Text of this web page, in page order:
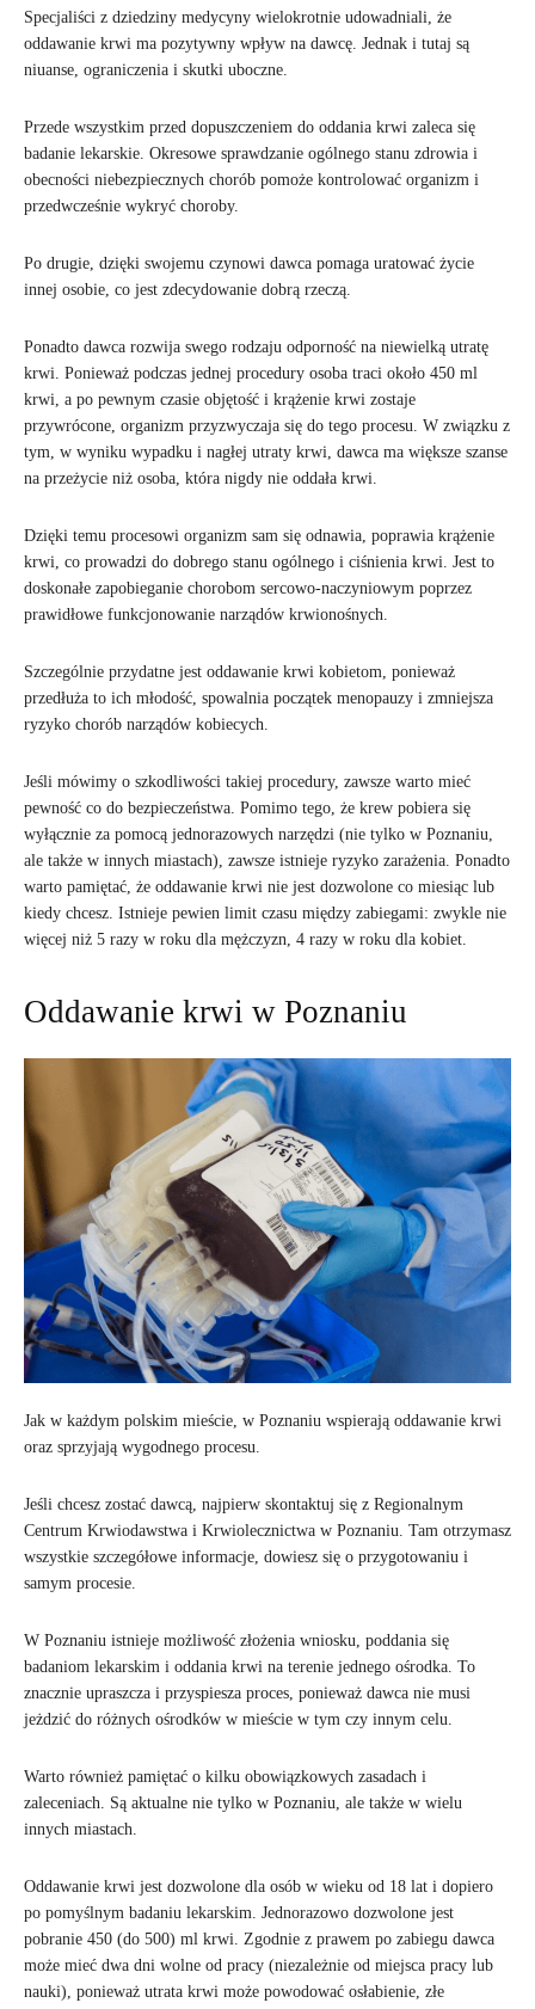
Specjaliści z dziedziny medycyny wielokrotnie udowadniali, że
oddawanie krwi ma pozytywny wpływ na dawcę. Jednak i tutaj są
niuanse, ograniczenia i skutki uboczne.
Przede wszystkim przed dopuszczeniem do oddania krwi zaleca się
badanie lekarskie. Okresowe sprawdzanie ogólnego stanu zdrowia i
obecności niebezpiecznych chorób pomoże kontrolować organizm i
przedwcześnie wykryć choroby.
Po drugie, dzięki swojemu czynowi dawca pomaga uratować życie
innej osobie, co jest zdecydowanie dobrą rzeczą.
Ponadto dawca rozwija swego rodzaju odporność na niewielką utratę
krwi. Ponieważ podczas jednej procedury osoba traci około 450 ml
krwi, a po pewnym czasie objętość i krążenie krwi zostaje
przywrócone, organizm przyzwyczaja się do tego procesu. W związku z
tym, w wyniku wypadku i nagłej utraty krwi, dawca ma większe szanse
na przeżycie niż osoba, która nigdy nie oddała krwi.
Dzięki temu procesowi organizm sam się odnawia, poprawia krążenie
krwi, co prowadzi do dobrego stanu ogólnego i ciśnienia krwi. Jest to
doskonałe zapobieganie chorobom sercowo-naczyniowym poprzez
prawidłowe funkcjonowanie narządów krwionośnych.
Szczególnie przydatne jest oddawanie krwi kobietom, ponieważ
przedłuża to ich młodość, spowalnia początek menopauzy i zmniejsza
ryzyko chorób narządów kobiecych.
Jeśli mówimy o szkodliwości takiej procedury, zawsze warto mieć
pewność co do bezpieczeństwa. Pomimo tego, że krew pobiera się
wyłącznie za pomocą jednorazowych narzędzi (nie tylko w Poznaniu,
ale także w innych miastach), zawsze istnieje ryzyko zarażenia. Ponadto
warto pamiętać, że oddawanie krwi nie jest dozwolone co miesiąc lub
kiedy chcesz. Istnieje pewien limit czasu między zabiegami: zwykle nie
więcej niż 5 razy w roku dla mężczyzn, 4 razy w roku dla kobiet.
Oddawanie krwi w Poznaniu
Jak w każdym polskim mieście, w Poznaniu wspierają oddawanie krwi
oraz sprzyjają wygodnego procesu.
Jeśli chcesz zostać dawcą, najpierw skontaktuj się z Regionalnym
Centrum Krwiodawstwa i Krwiolecznictwa w Poznaniu. Tam otrzymasz
wszystkie szczegółowe informacje, dowiesz się o przygotowaniu i
samym procesie.
W Poznaniu istnieje możliwość złożenia wniosku, poddania się
badaniom lekarskim i oddania krwi na terenie jednego ośrodka. To
znacznie upraszcza i przyspiesza proces, ponieważ dawca nie musi
jeżdzić do różnych ośrodków w mieście w tym czy innym celu.
Warto również pamiętać o kilku obowiązkowych zasadach i
zaleceniach. Są aktualne nie tylko w Poznaniu, ale także w wielu
innych miastach.
Oddawanie krwi jest dozwolone dla osób w wieku od 18 lat i dopiero
po pomyślnym badaniu lekarskim. Jednorazowo dozwolone jest
pobranie 450 (do 500) ml krwi. Zgodnie z prawem po zabiegu dawca
może mieć dwa dni wolne od pracy (niezależnie od miejsca pracy lub
nauki), ponieważ utrata krwi może powodować osłabienie, złe